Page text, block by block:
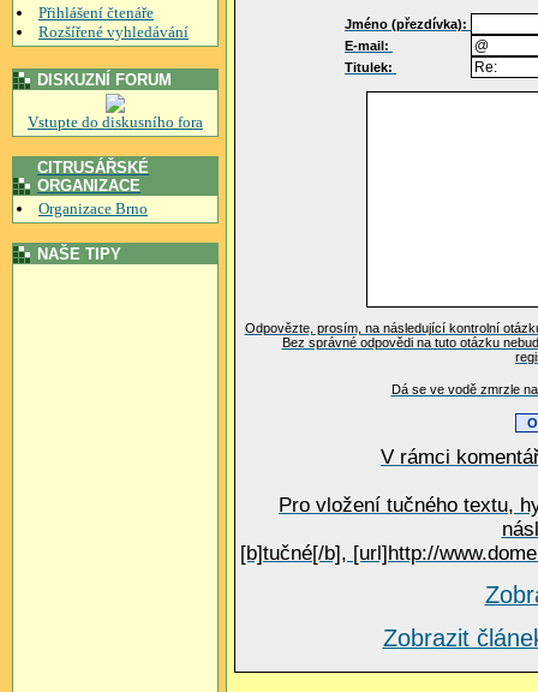
Přihlášení čtenáře
Rozšířené vyhledávání
DISKUZNÍ FORUM
Vstupte do diskusního fora
CITRUSÁŘSKÉ
ORGANIZACE
Organizace Brno
NAŠE TIPY
Jméno (přezdívka):
E-mail:
Titulek:
Odpovězte, prosím, na následující kontrolní
Bez správné odpovědi na tuto otázku
Dá se ve vodě zmrzle
V rámci
Pro vložení tučného textu,
[b]tučné[/b], [url]http://
Zobrazit